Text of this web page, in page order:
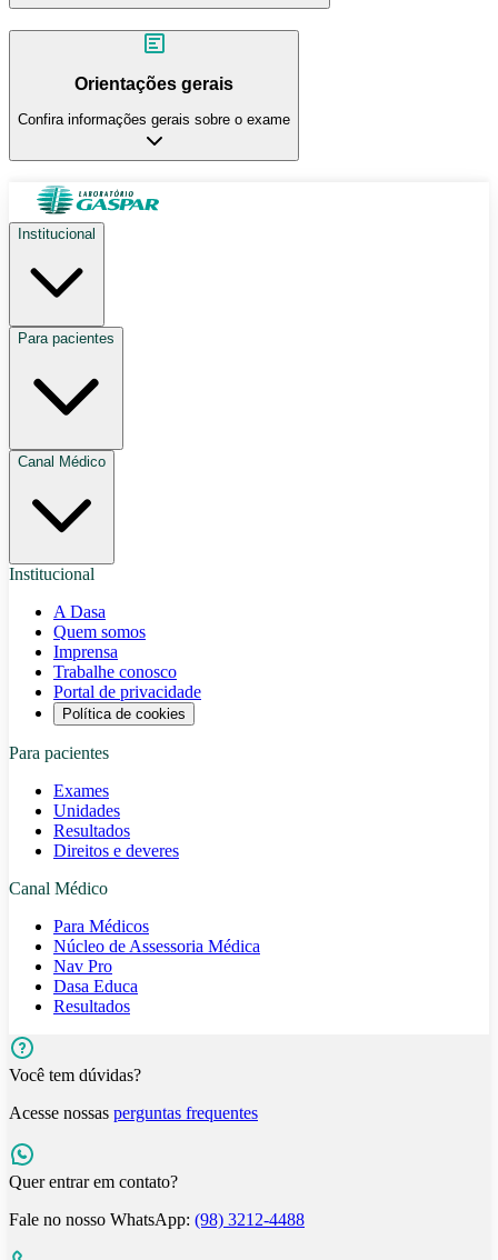
Orientações gerais
Confira informações gerais sobre o exame
Institucional
Para pacientes
Canal Médico
Institucional
A Dasa
Quem somos
Imprensa
Trabalhe conosco
Portal de privacidade
Política de cookies
Para pacientes
Exames
Unidades
Resultados
Direitos e deveres
Canal Médico
Para Médicos
Núcleo de Assessoria Médica
Nav Pro
Dasa Educa
Resultados
Você tem dúvidas?
Acesse nossas perguntas frequentes
Quer entrar em contato?
Fale no nosso WhatsApp: (98) 3212-4488